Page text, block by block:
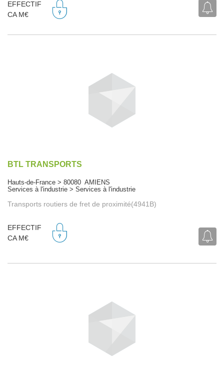
EFFECTIF
CA M€
BTL TRANSPORTS
Hauts-de-France > 80080 AMIENS
Services à l'industrie > Services à l'industrie
Transports routiers de fret de proximité(4941B)
EFFECTIF
CA M€